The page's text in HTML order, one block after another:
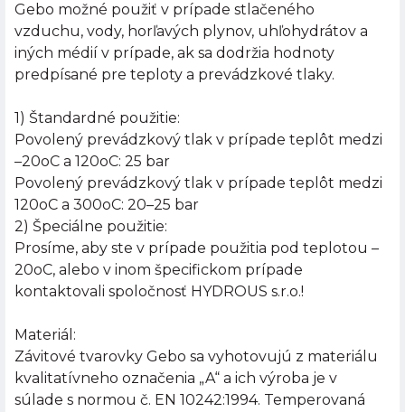
Gebo možné použiť v prípade stlačeného
vzduchu, vody, horľavých plynov, uhľohydrátov a
iných médií v prípade, ak sa dodržia hodnoty
predpísané pre teploty a prevádzkové tlaky.
1) Štandardné použitie:
Povolený prevádzkový tlak v prípade teplôt medzi
–20oC a 120oC: 25 bar
Povolený prevádzkový tlak v prípade teplôt medzi
120oC a 300oC: 20–25 bar
2) Špeciálne použitie:
Prosíme, aby ste v prípade použitia pod teplotou –
20oC, alebo v inom špecifickom prípade
kontaktovali spoločnosť HYDROUS s.r.o.!
Materiál:
Závitové tvarovky Gebo sa vyhotovujú z materiálu
kvalitatívneho označenia „A“ a ich výroba je v
súlade s normou č. EN 10242:1994. Temperovaná